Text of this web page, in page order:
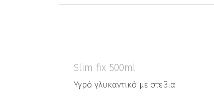
Slim fix 500ml
Υγρό γλυκαντικό με στέβια